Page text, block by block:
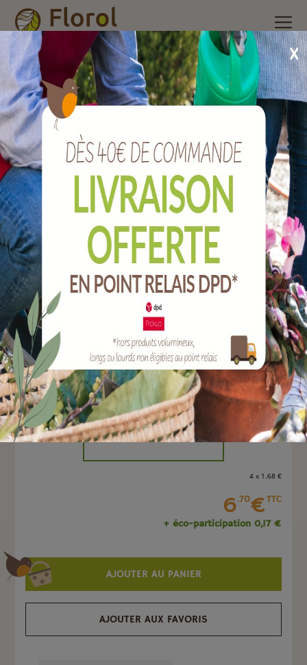
Accueil Nos produits /Insecticide ménager, raticides et
piégeage
Piégeage/ 2 pièges à limaces
2 pièges à limaces
Ref :
J11063
EAN :4047883005278
Marque :
SOERGEN Distribution
Quantité :
Unité
-
4 x 1 .68 €
6.70€TTC
+ éco-participation 0,17 €
AJOUTER AU PANIER
AJOUTER AUX FAVORIS